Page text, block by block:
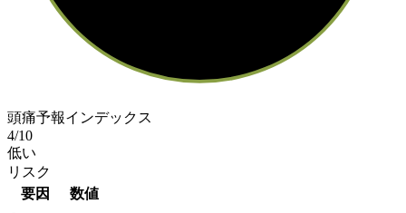
頭痛予報インデックス
4/10
低い
リスク
要因
数値